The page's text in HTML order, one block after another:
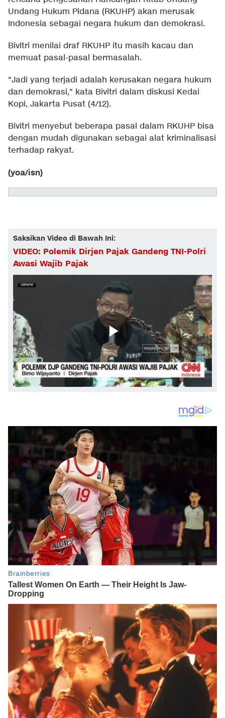
Undang Hukum Pidana (RKUHP) akan merusak
Indonesia sebagai negara hukum dan demokrasi.
Bivitri menilai draf RKUHP itu masih kacau dan
memuat pasal-pasal bermasalah.
"Jadi yang terjadi adalah kerusakan negara hukum
dan demokrasi," kata Bivitri dalam diskusi Kedai
Kopi, Jakarta Pusat (4/12).
Bivitri menyebut beberapa pasal dalam RKUHP bisa
dengan mudah digunakan sebagai alat kriminalisasi
terhadap rakyat.
(yoa/isn)
Saksikan Video di Bawah Ini:
VIDEO: Polemik Dirjen Pajak Gandeng TNI-Polri
Awasi Wajib Pajak